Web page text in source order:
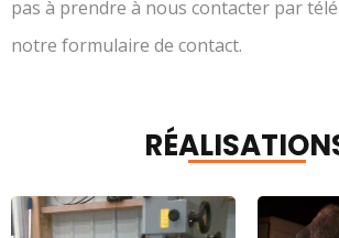
pas à prendre à nous contacter par
notre formulaire de contact.